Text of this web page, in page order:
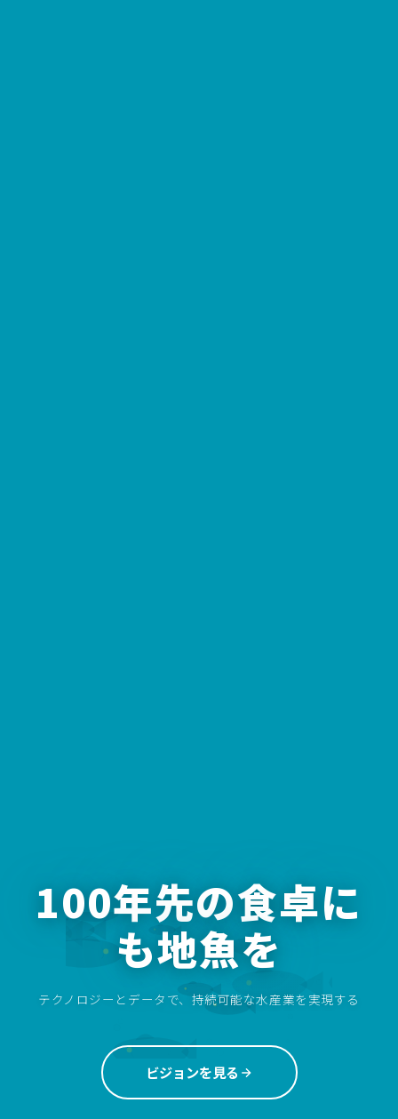
100年先の食卓に
も地魚を
テクノロジーとデータで、持続可能な水産業を実現する
ビジョンを見る